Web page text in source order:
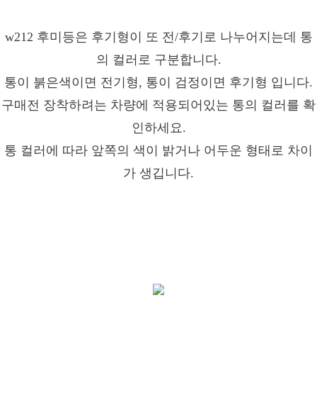
w212 후미등은 후기형이 또 전/후기로 나누어지는데 통
의 컬러로 구분합니다.
통이 붉은색이면 전기형, 통이 검정이면 후기형 입니다.
구매전 장착하려는 차량에 적용되어있는 통의 컬러를 확
인하세요.
통 컬러에 따라 앞쪽의 색이 밝거나 어두운 형태로 차이
가 생깁니다.